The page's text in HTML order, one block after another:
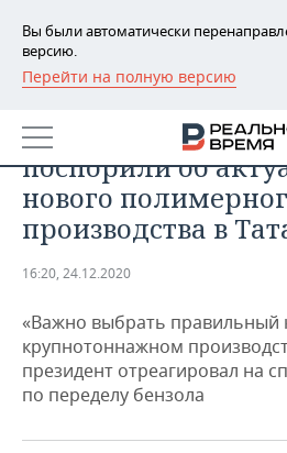
Вы были автоматически
версию.
Перейти на полную версию
РЕГИОНЫ
БАШКОРТОСТАН
ТАТАРСТАН
УДМУРТИЯ
НОВОСТИ
АНАЛИТИКА
НОВОСТИ АНАЛИТИКИ
ДЕКЛАРАЦИИ О ДОХОДАХ
КОРОЛИ ГОСЗАКАЗА ПФО
ВУЗЫ ТАТАРСТАНА
ЭКОНОМИКА
НОВОСТИ ЭКОНОМИКИ
ФИНАНСЫ
БАНКИ
ПРОМЫШЛЕННОСТЬ
НОВОСТИ
ПРОМЫШЛЕННОСТИ
АГРОПРОМ
НЕДВИЖИМОСТЬ
НОВОСТИ НЕДВИЖИМОСТИ
АВТО
«Генералы»
поспорили об
нового
производства в
16:20, 24.12.2020
«Важно выбрать правильный
крупнотоннажном
президент отреагировал на
по переделу бензола